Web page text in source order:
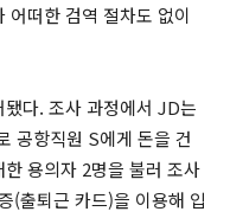
어떠한 검역 절차도 없이
다. 조사 과정에서 JD는
공항직원 S에게 돈을 건
용의자 2명을 불러 조사
(출퇴근 카드)을 이용해 입